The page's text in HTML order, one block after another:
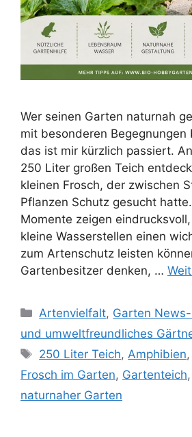
Wer seinen Garten naturnah
mit besonderen Begegnungen
das ist mir kürzlich passiert.
250 Liter großen Teich
kleinen Frosch, der zwischen
Pflanzen Schutz gesucht
Momente zeigen
kleine Wasserstellen einen
zum Artenschutz leisten
Gartenbesitzer denken, …
Kategorien
Artenvielfalt, Garten
und umweltfreundliches
Schlagwörter
250 Liter Teich, Amphibien,
Frosch im Garten, Gartenteich,
naturnaher Garten